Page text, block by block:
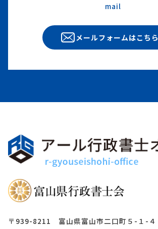
mail
メールフォームはこちら
〒939-8211 富山県富山市二口町５-１-４